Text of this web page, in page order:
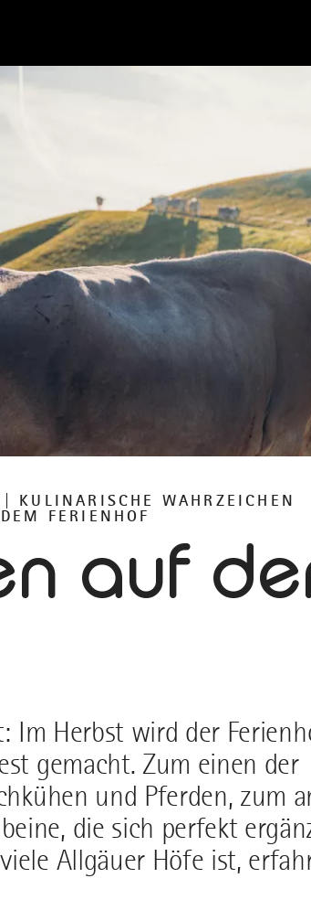
KULINARISCHE WAHRZEICHEN
FERIENHOF
auf
Im Herbst wird der
gemacht. Zum einen der
und Pferden, zum
die sich perfekt
Allgäuer Höfe ist,